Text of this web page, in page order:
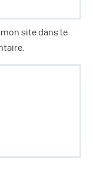
site dans le